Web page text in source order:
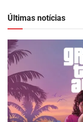
Últimas notícias